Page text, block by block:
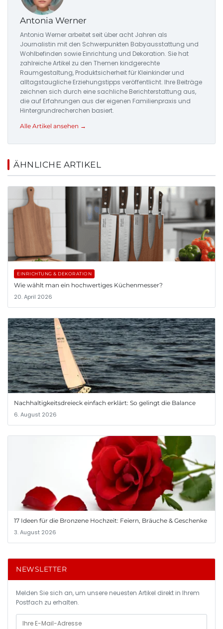
Antonia Werner
Antonia Werner arbeitet seit über acht Jahren als
Journalistin mit den Schwerpunkten Babyausstattung und
Wohlbefinden sowie Einrichtung und Dekoration. Sie hat
zahlreiche Artikel zu den Themen kindgerechte
Raumgestaltung, Produktsicherheit für Kleinkinder und
alltagstaugliche Erziehungstipps veröffentlicht. Ihre Beiträge
zeichnen sich durch eine sachliche Berichterstattung aus,
die auf Erfahrungen aus der eigenen Familienpraxis und
Hintergrundrecherchen basiert.
Alle Artikel ansehen →
ÄHNLICHE ARTIKEL
EINRICHTUNG & DEKORATION
Wie wählt man ein hochwertiges Küchenmesser?
20. April 2026
Nachhaltigkeitsdreieck einfach erklärt: So gelingt die Balance
6. August 2026
17 Ideen für die Bronzene Hochzeit: Feiern, Bräuche & Geschenke
3. August 2026
NEWSLETTER
Melden Sie sich an, um unsere neuesten Artikel direkt in Ihrem
Postfach zu erhalten.